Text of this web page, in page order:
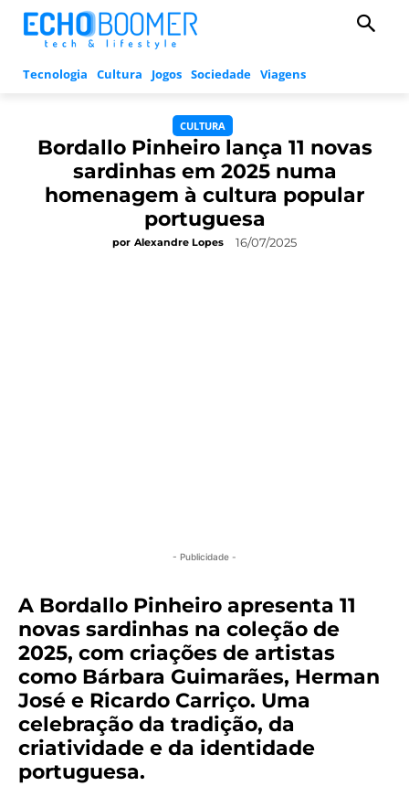
Tecnologia Cultura Jogos Sociedade Viagens
CULTURA
Bordallo Pinheiro lança 11 novas
sardinhas em 2025 numa
homenagem à cultura popular
portuguesa
por Alexandre Lopes 16/07/2025
- Publicidade -
A Bordallo Pinheiro apresenta 11
novas sardinhas na coleção de
2025, com criações de artistas
como Bárbara Guimarães, Herman
José e Ricardo Carriço. Uma
celebração da tradição, da
criatividade e da identidade
portuguesa.